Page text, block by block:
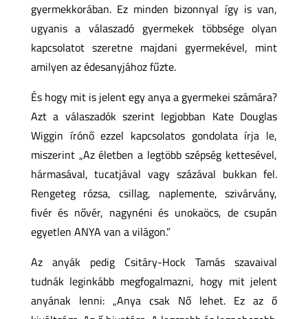
gyermekkorában. Ez minden bizonnyal így is van,
ugyanis a válaszadó gyermekek többsége olyan
kapcsolatot szeretne majdani gyermekével, mint
amilyen az édesanyjához fűzte.
És hogy mit is jelent egy anya a gyermekei számára?
Azt a válaszadók szerint legjobban Kate Douglas
Wiggin írónő ezzel kapcsolatos gondolata írja le,
miszerint „Az életben a legtöbb szépség kettesével,
hármasával, tucatjával vagy százával bukkan fel.
Rengeteg rózsa, csillag, naplemente, szivárvány,
fivér és nővér, nagynéni és unokaöcs, de csupán
egyetlen ANYA van a világon.”
Az anyák pedig Csitáry-Hock Tamás szavaival
tudnák leginkább megfogalmazni, hogy mit jelent
anyának lenni: „Anya csak Nő lehet. Ez az ő